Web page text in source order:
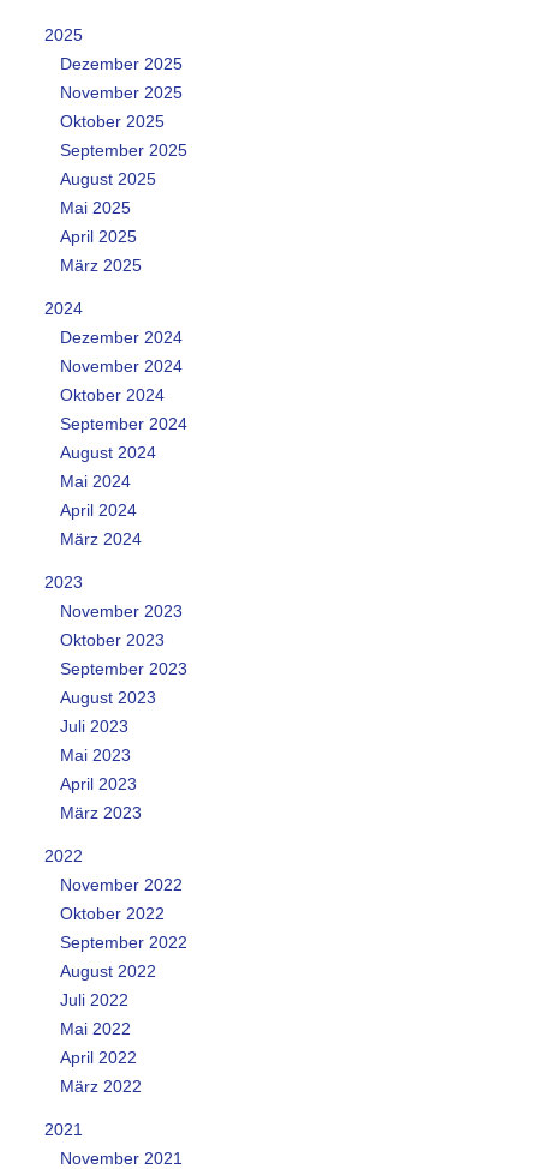
2025
Dezember 2025
November 2025
Oktober 2025
September 2025
August 2025
Mai 2025
April 2025
März 2025
2024
Dezember 2024
November 2024
Oktober 2024
September 2024
August 2024
Mai 2024
April 2024
März 2024
2023
November 2023
Oktober 2023
September 2023
August 2023
Juli 2023
Mai 2023
April 2023
März 2023
2022
November 2022
Oktober 2022
September 2022
August 2022
Juli 2022
Mai 2022
April 2022
März 2022
2021
November 2021